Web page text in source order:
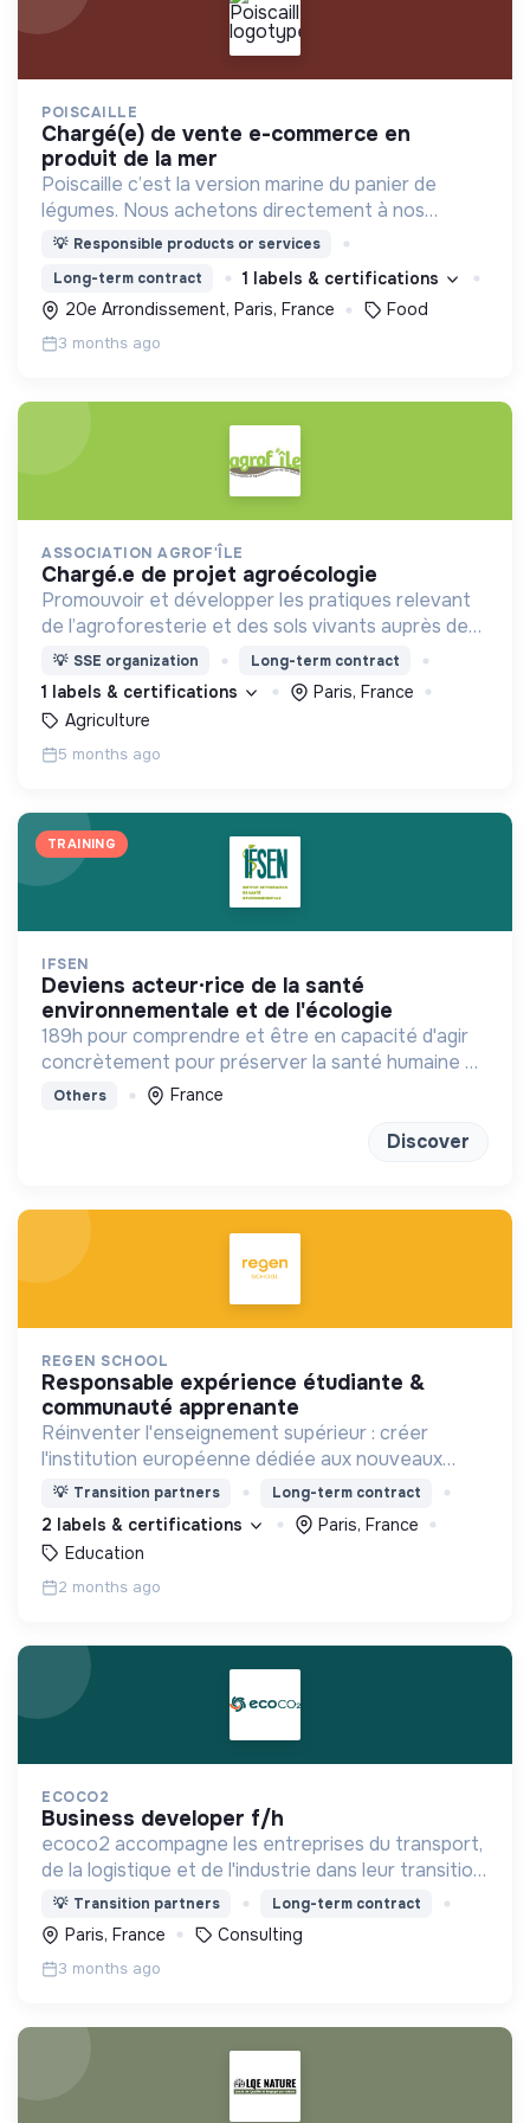
POISCAILLE
chargé(e) de vente e-commerce en
produit de la mer
Poiscaille c’est la version marine du panier de
légumes. Nous achetons directement à nos
pêcheurs français pour proposer du poisson frais,
💡 Responsible products or services
Long-term contract
1 labels & certifications
20e Arrondissement, Paris, France
Food
3 months ago
ASSOCIATION AGROF'ÎLE
chargé.e de projet agroécologie
Promouvoir et développer les pratiques relevant
de l’agroforesterie et des sols vivants auprès des
agriculteurs franciliens.
💡 SSE organization Long-term contract
1 labels & certifications
Paris, France
Agriculture
5 months ago
TRAINING
IFSEN
deviens acteur·rice de la santé
environnementale et de l'écologie
189h pour comprendre et être en capacité d'agir
concrètement pour préserver la santé humaine et
planétaire
Others France
Discover
REGEN SCHOOL
responsable expérience étudiante &
communauté apprenante
Réinventer l'enseignement supérieur : créer
l'institution européenne dédiée aux nouveaux
modèles économiques et à la formation des
décideurs éclairés du 21ème siècle.
💡 Transition partners Long-term contract
2 labels & certifications
Paris, France
Education
2 months ago
ECOCO2
business developer f/h
ecoco2 accompagne les entreprises du transport,
de la logistique et de l'industrie dans leur transition
vers un modèle décarboné.
💡 Transition partners Long-term contract
Paris, France Consulting
3 months ago